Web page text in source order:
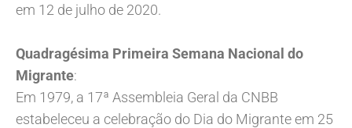
em 12 de julho de 2020.
Quadragésima Primeira Semana Nacional do
Migrante:
Em 1979, a 17ª Assembleia Geral da CNBB
estabeleceu a celebração do Dia do Migrante em 25